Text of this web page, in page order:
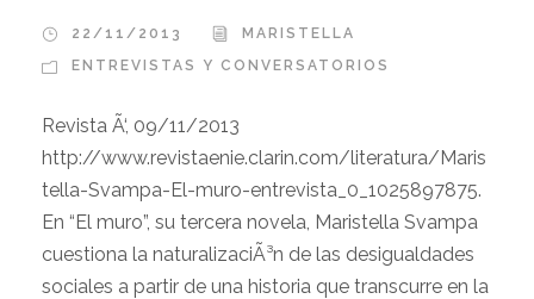
22/11/2013
MARISTELLA
ENTREVISTAS Y CONVERSATORIOS
Revista Ã‘, 09/11/2013
http://www.revistaenie.clarin.com/literatura/Maris
tella-Svampa-El-muro-entrevista_0_1025897875.
En “El muro”, su tercera novela, Maristella Svampa
cuestiona la naturalizaciÃ³n de las desigualdades
sociales a partir de una historia que transcurre en la